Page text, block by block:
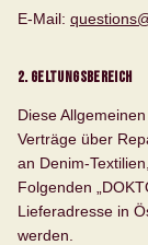
E-Mail:
2. Geltungsbereich
Diese
Verträge über
an Denim-
Folgenden
Lieferadresse in
werden.